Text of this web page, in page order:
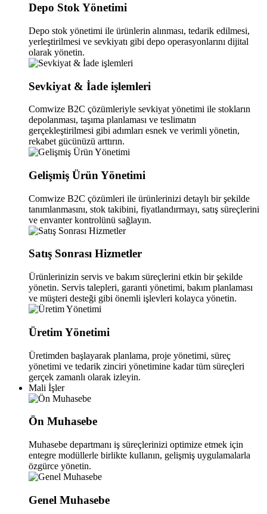
Depo Stok Yönetimi
Depo stok yönetimi ile ürünlerin alınması, tedarik edilmesi,
yerleştirilmesi ve sevkiyatı gibi depo operasyonlarını dijital
olarak yönetin.
Sevkiyat & İade işlemleri
Comwize B2C çözümleriyle sevkiyat yönetimi ile stokların
depolanması, taşıma planlaması ve teslimatın
gerçekleştirilmesi gibi adımları esnek ve verimli yönetin,
rekabet gücünüzü arttırın.
Gelişmiş Ürün Yönetimi
Comwize B2C çözümleri ile ürünlerinizi detaylı bir şekilde
tanımlanmasını, stok takibini, fiyatlandırmayı, satış süreçlerini
ve envanter kontrolünü sağlayın.
Satış Sonrası Hizmetler
Ürünlerinizin servis ve bakım süreçlerini etkin bir şekilde
yönetin. Servis talepleri, garanti yönetimi, bakım planlaması
ve müşteri desteği gibi önemli işlevleri kolayca yönetin.
Üretim Yönetimi
Üretimden başlayarak planlama, proje yönetimi, süreç
yönetimi ve tedarik zinciri yönetimine kadar tüm süreçleri
gerçek zamanlı olarak izleyin.
Mali İşler
Ön Muhasebe
Muhasebe departmanı iş süreçlerinizi optimize etmek için
entegre modüllerle birlikte kullanın, gelişmiş uygulamalarla
özgürce yönetin.
Genel Muhasebe